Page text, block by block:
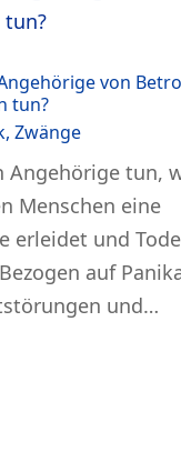
von
tun?
, Zwänge
Angehörige tun,
Menschen eine
erleidet und
auf
und…